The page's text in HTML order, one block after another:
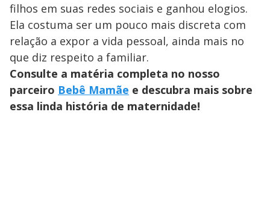
filhos em suas redes sociais e ganhou elogios.
Ela costuma ser um pouco mais discreta com
relação a expor a vida pessoal, ainda mais no
que diz respeito a familiar.
Consulte a matéria completa no nosso
parceiro Bebê Mamãe e descubra mais sobre
essa linda história de maternidade!